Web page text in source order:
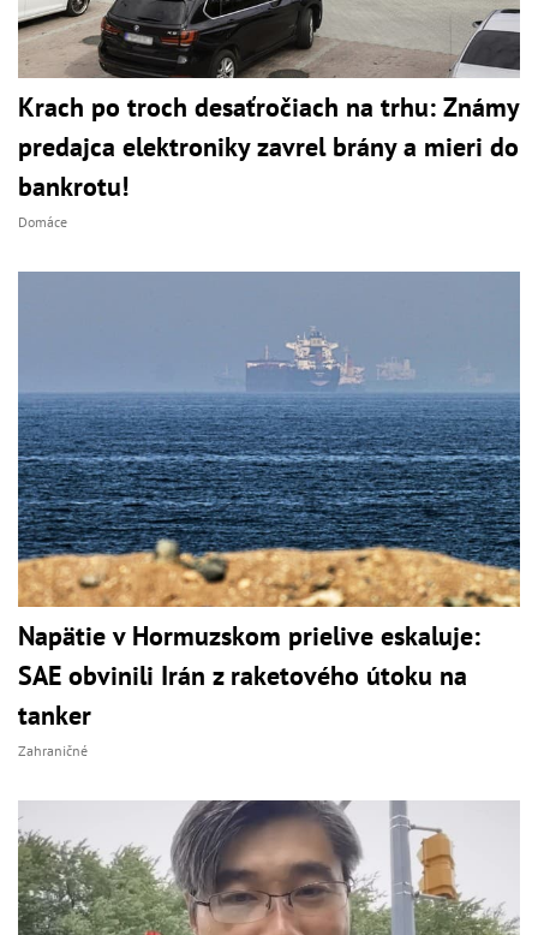
Krach po troch desaťročiach na trhu: Známy
predajca elektroniky zavrel brány a mieri do
bankrotu!
Domáce
Napätie v Hormuzskom prielive eskaluje:
SAE obvinili Irán z raketového útoku na
tanker
Zahraničné